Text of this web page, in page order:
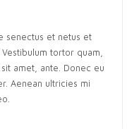
senectus et netus et
tortor quam,
amet, ante. Donec eu
Aenean ultricies mi